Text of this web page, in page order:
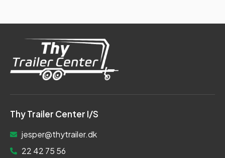
Thy Trailer Center I/S
jesper@thytrailer.dk
22 42 75 56